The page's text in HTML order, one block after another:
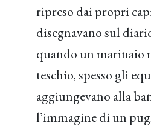
ripreso dai propri
disegnavano sul
quando un marinaio
teschio, spesso gli
aggiungevano alla
l’immagine di un